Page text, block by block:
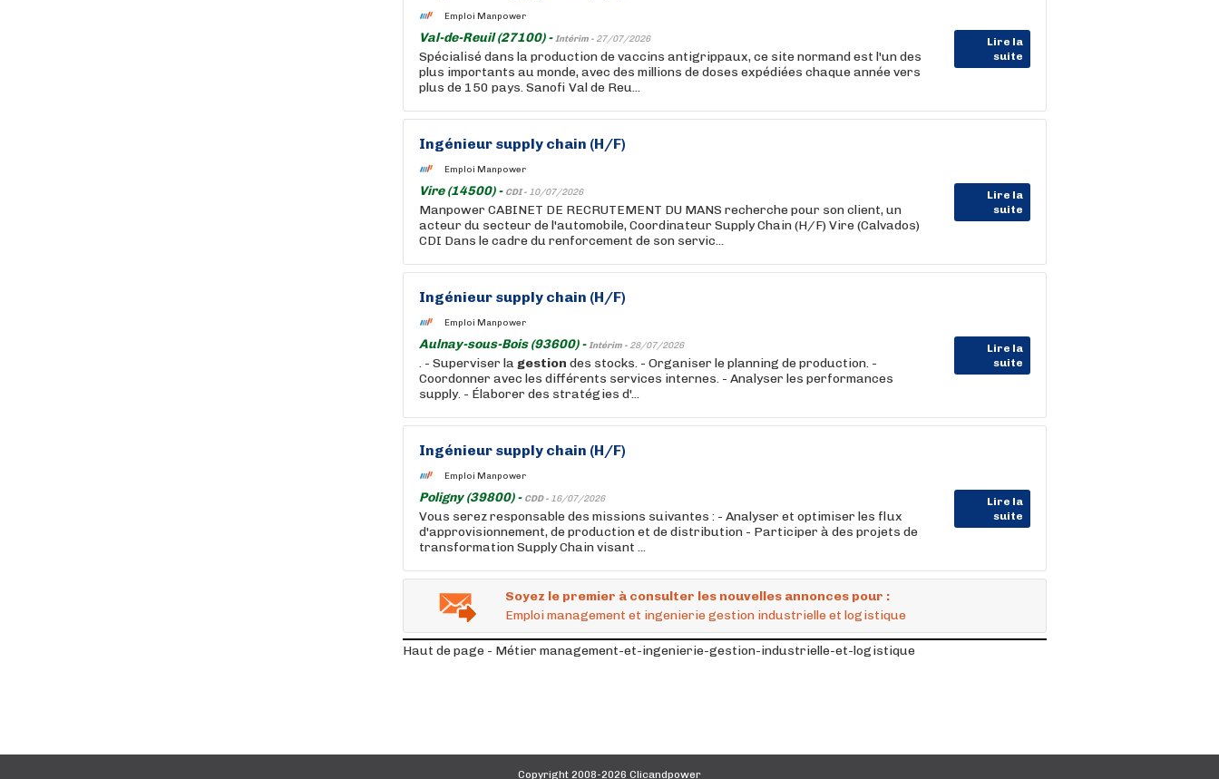
Emploi Manpower
Val-de-Reuil (27100) -Intérim - 27/07/2026
Lire la
suite
Spécialisé dans la production de vaccins antigrippaux, ce site normand est l'un des
plus importants au monde, avec des millions de doses expédiées chaque année vers
plus de 150 pays. Sanofi Val de Reu...
Ingénieur supply chain (H/F)
Emploi Manpower
Vire (14500) - CDI - 10/07/2026
Lire la
suite
Manpower CABINET DE RECRUTEMENT DU MANS recherche pour son client, un
acteur du secteur de l'automobile, Coordinateur Supply Chain (H/F) Vire (Calvados)
CDI Dans le cadre du renforcement de son servic...
Ingénieur supply chain (H/F)
Emploi Manpower
Aulnay-sous-Bois (93600) -Intérim - 28/07/2026
Lire la
suite
. - Superviser la gestion des stocks. - Organiser le planning de production. -
Coordonner avec les différents services internes. - Analyser les performances
supply. - Élaborer des stratégies d'...
Ingénieur supply chain (H/F)
Emploi Manpower
Poligny (39800) - CDD - 16/07/2026
Lire la
suite
Vous serez responsable des missions suivantes : - Analyser et optimiser les flux
d'approvisionnement, de production et de distribution - Participer à des projets de
transformation Supply Chain visant ...
Soyez le premier à consulter les nouvelles annonces pour :
Emploi management et ingenierie gestion industrielle et logistique
Haut de page - Métier management-et-ingenierie-gestion-industrielle-et-logistique
Copyright 2008-2026 Clicandpower